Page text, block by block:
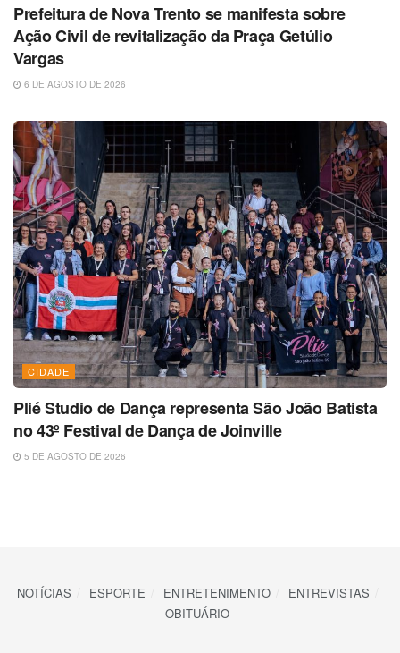
Prefeitura de Nova Trento se manifesta sobre
Ação Civil de revitalização da Praça Getúlio
Vargas
6 DE AGOSTO DE 2026
CIDADE
Plié Studio de Dança representa São João Batista
no 43º Festival de Dança de Joinville
5 DE AGOSTO DE 2026
NOTÍCIAS ESPORTE ENTRETENIMENTO
ENTREVISTAS
OBITUÁRIO